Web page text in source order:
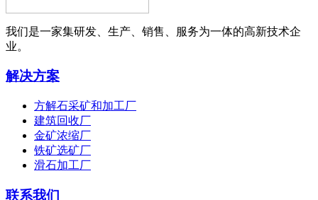
我们是一家集研发、生产、销售、服务为一体的高新技术企
业。
解决方案
方解石采矿和加工厂
建筑回收厂
金矿浓缩厂
铁矿选矿厂
滑石加工厂
联系我们